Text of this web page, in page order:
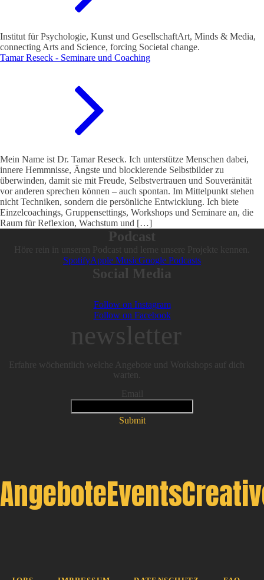
Institut für Psychologie, Kunst und GesellschaftArt, Minds & Media,
connecting Arts and Science, forcing Societal change.
Tamar Reseck - Seminare und Coaching
Mein Name ist Dr. Tamar Reseck. Ich unterstütze Menschen dabei,
innere Hemmnisse, Ängste und blockierende Selbstbilder zu
überwinden, damit sie mit Freude, Selbstvertrauen und Souveränität
vor anderen sprechen können – auch spontan. Im Mittelpunkt stehen
nicht Techniken, sondern die persönliche Entwicklung. Ich biete
Einzelcoachings, Gruppensettings, Workshops und Seminare an, die
Raum für Reflexion, Wachstum und […]
Podcast
Höre rein in unseren Podcast und lerne unsere Projekte kennen.
SpotifyApple MusicGoogle Podcasts
Social Media
Follow on Instagram
Follow on Facebook
newsletter
Erfahre wöchentlich welche Angebote und Workshops auf dich
warten.
Email
Submit
AngeboteEvents